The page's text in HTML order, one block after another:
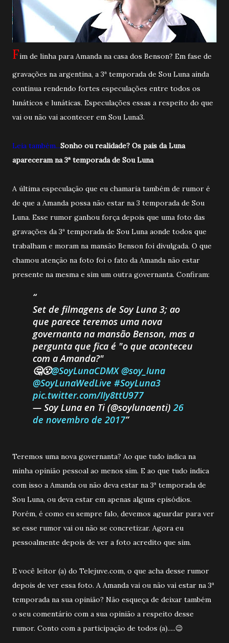
Fim de linha para Amanda na casa dos Benson? Em fase de
gravações na argentina, a 3ª temporada de Sou Luna ainda
continua rendendo fortes especulações entre todos os
lunáticos e lunáticas. Especulações essas a respeito do que
vai ou não vai acontecer em Sou Luna3.
Leia também...Sonho ou realidade? Os pais da Luna
apareceram na 3ª temporada de Sou Luna
A última especulação que eu chamaria também de rumor é
de que a Amanda possa não estar na 3 temporada de Sou
Luna. Esse rumor ganhou força depois que uma foto das
gravações da 3ª temporada de Sou Luna aonde todos que
trabalham e moram na mansão Benson foi divulgada. O que
chamou atenção na foto foi o fato da Amanda não estar
presente na mesma e sim um outra governanta. Confiram:
Set de filmagens de Soy Luna 3; ao
que parece teremos uma nova
governanta na mansão Benson, mas a
pergunta que fica é "o que aconteceu
com a Amanda?"
🤔😮@SoyLunaCDMX @soy_Iuna
@SoyLunaWedLive #SoyLuna3
pic.twitter.com/IIy8ttU977
— Soy Luna en Ti (@soylunaenti) 26
de novembro de 2017
Teremos uma nova governanta? Ao que tudo indica na
minha opinião pessoal ao menos sim. E ao que tudo indica
com isso a Amanda ou não deva estar na 3ª temporada de
Sou Luna, ou deva estar em apenas alguns episódios.
Porém, é como eu sempre falo, devemos aguardar para ver
se esse rumor vai ou não se concretizar. Agora eu
pessoalmente depois de ver a foto acredito que sim.
E você leitor (a) do Telejuve.com, o que acha desse rumor
depois de ver essa foto. A Amanda vai ou não vai estar na 3ª
temporada na sua opinião? Não esqueça de deixar também
o seu comentário com a sua opinião a respeito desse
rumor. Conto com a participação de todos (a).....😉